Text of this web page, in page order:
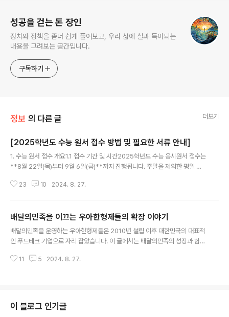
성공을 걷는 돈 장인
정치와 정책을 좀더 쉽게 풀어보고, 우리 삶에 실과 득이되는
내용을 그려보는 공간입니다.
구독하기
정보 의 다른 글 더보기
[2025학년도 수능 원서 접수 방법 및 필요한 서류 안내]
1. 수능 원서 접수 개요1.1 접수 기간 및 시간2025학년도 수능 응시원서 접수는
**8월 22일(목)부터 9월 6일(금)**까지 진행됩니다. 주말을 제외한 평일 매
완료해야 하며, 이후 수정이 불가능하므로 주의가 필요합니다.1.2 접수 방법수
이 경우 대리접수 서약서와 관련 증빙 서류를 반드시 제출해야 합니다. 관련내
용 바로가기 " data-ke-type="html">HTML 삽입미리보기할 수 없는 소스
2. 수능 원서 접수 시 필요한 서류2..
23 10 2024. 8. 27.
배달의민족을 이끄는 우아한형제들의 확장 이야기
배달의민족을 운영하는 우아한형제들은 2010년 설립 이후 대한민국의 대표적
인 푸드테크 기업으로 자리 잡았습니다. 이 글에서는 배달의민족의 성장과 함께
벌 진출에 대해 알아보겠습니다.1. 배달의민족의 성장과 우아한형제들의 사업
으로 성장하게 되었습니다. 이 앱은 사용자 친화적인 인터페이스와 다양한 음식
점 정보 제공으로 큰 인기를 끌며, 대한민국에서 가장 많이 사용되는 배달 앱으
11 5 2024. 8. 27.
이 블로그 인기글